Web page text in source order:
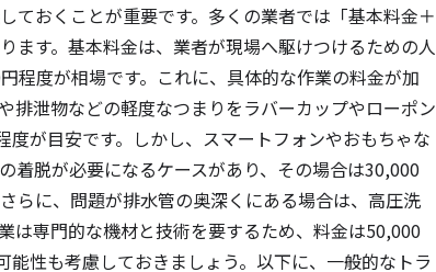
ておくことが重要です。多くの業者では「基本料金＋
ます。基本料金は、業者が現場へ駆けつけるための人
程度が相場です。これに、具体的な作業の料金が加
排泄物などの軽度なつまりをラバーカップやローポン
が目安です。しかし、スマートフォンやおもちゃな
着脱が必要になるケースがあり、その場合は30,000
らに、問題が排水管の奥深くにある場合は、高圧洗
は専門的な機材と技術を要するため、料金は50,000
性も考慮しておきましょう。以下に、一般的なトラ